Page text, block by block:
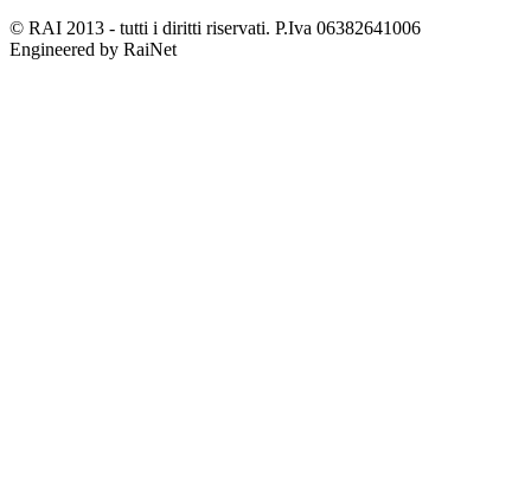
© RAI 2013 - tutti i diritti riservati. P.Iva 06382641006
Engineered by RaiNet